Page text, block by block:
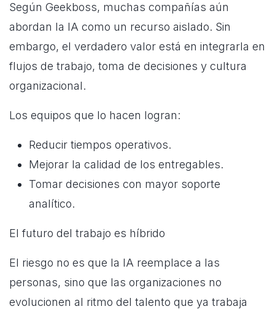
Según Geekboss, muchas compañías aún
abordan la IA como un recurso aislado. Sin
embargo, el verdadero valor está en integrarla en
flujos de trabajo, toma de decisiones y cultura
organizacional.
Los equipos que lo hacen logran:
Reducir tiempos operativos.
Mejorar la calidad de los entregables.
Tomar decisiones con mayor soporte
analítico.
El futuro del trabajo es híbrido
El riesgo no es que la IA reemplace a las
personas, sino que las organizaciones no
evolucionen al ritmo del talento que ya trabaja